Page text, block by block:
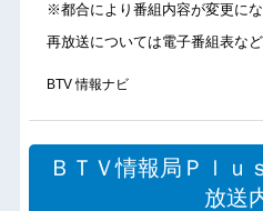
※都合により番組内容が変更にな
再放送については電子番組表な
BTV 情報ナビ
ＢＴＶ情報局Ｐｌｕ
放送